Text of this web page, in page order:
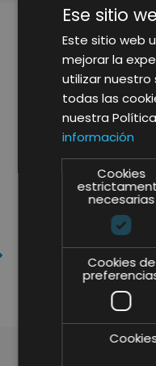
NUEVA
PANADERÍA
VALERO)
Ese sitio
Este sitio web
mejorar la
utilizar
todas las
nuestra
información
Cookies
necesarias
Cookies de